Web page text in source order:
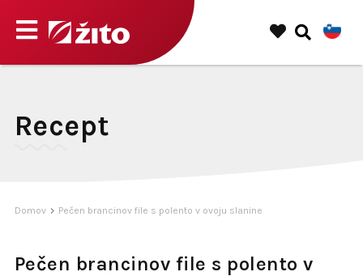
Recept
Domov Pečen brancinov file s polento v ovoju slanine
Pečen brancinov file s polento v